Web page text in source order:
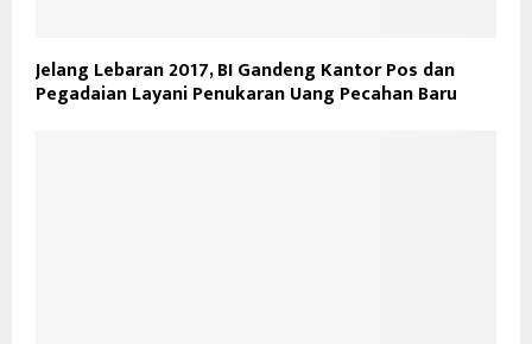
Jelang Lebaran 2017, BI Gandeng Kantor Pos dan
Pegadaian Layani Penukaran Uang Pecahan Baru